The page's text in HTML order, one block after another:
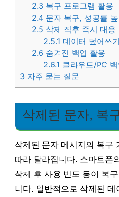
2.3 복구 프로그램 활용
2.4 문자 복구, 성공률
2.5 삭제 직후 즉시 대응
2.5.1 데이터 덮어쓰
2.6 숨겨진 백업 활용
2.6.1 클라우드/PC
3 자주 묻는 질문
삭제된 문자, 복
삭제된 문자 메시지의 복구
따라 달라집니다. 스마트폰
삭제 후 사용 빈도 등이 복
니다. 일반적으로 삭제된